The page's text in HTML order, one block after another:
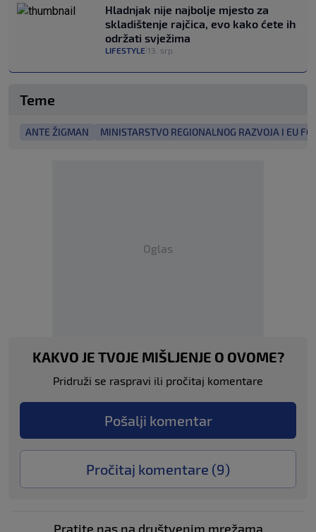
Hladnjak nije najbolje mjesto za
skladištenje rajčica, evo kako ćete ih
održati svježima
LIFESTYLE 13. srp.
Teme
ANTE ŽIGMAN MINISTARSTVO REGIONALNOG RAZVOJA I EU
Oglas
KAKVO JE TVOJE MIŠLJENJE O OVOME?
Pridruži se raspravi ili pročitaj komentare
Pošalji komentar
Pročitaj komentare (9)
Pratite nas na društvenim mrežama